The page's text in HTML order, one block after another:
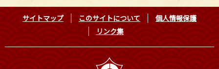
サイトマップ このサイトについて
個人情報保護
リンク集